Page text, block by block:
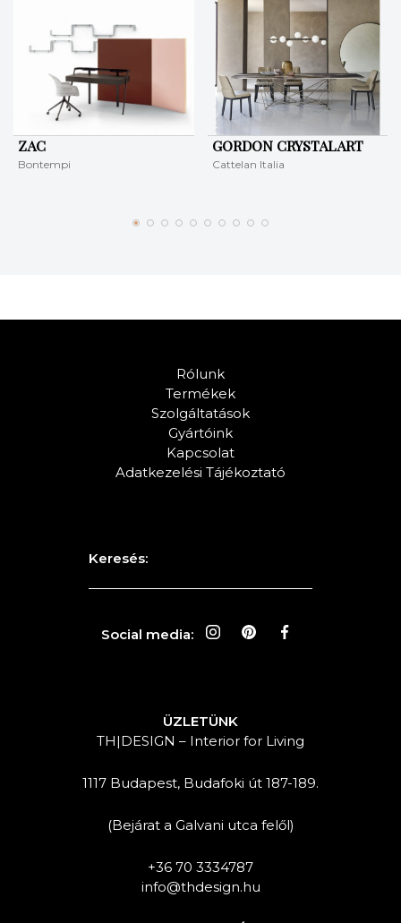
ZAC
Bontempi
GORDON CRYSTALART
Cattelan Italia
Rólunk
Termékek
Szolgáltatások
Gyártóink
Kapcsolat
Adatkezelési Tájékoztató
Keresés:
Social media:
ÜZLETÜNK
TH|DESIGN – Interior for Living
1117 Budapest, Budafoki út 187-189.
(Bejárat a Galvani utca felől)
+36 70 3334787
info@thdesign.hu